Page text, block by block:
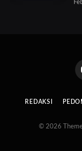
REDAKSI
© 2026